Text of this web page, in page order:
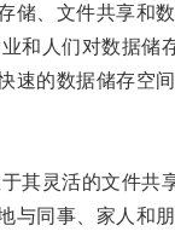
、文件共享和数
人们对数据储存
的数据储存空间
灵活的文件共享
同事、家人和朋